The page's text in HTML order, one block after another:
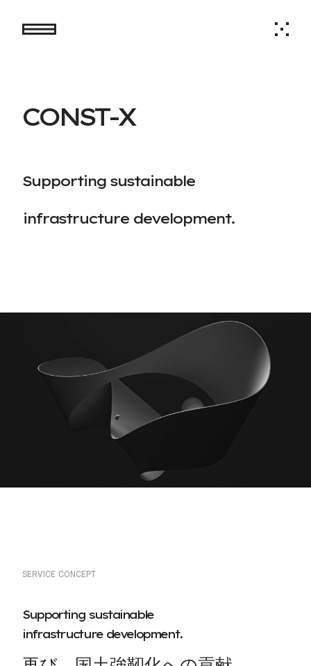
CONST-X
Supporting sustainable
infrastructure development.
SERV CE CO N CEPT
Supporting sustainable
infrastructure development.